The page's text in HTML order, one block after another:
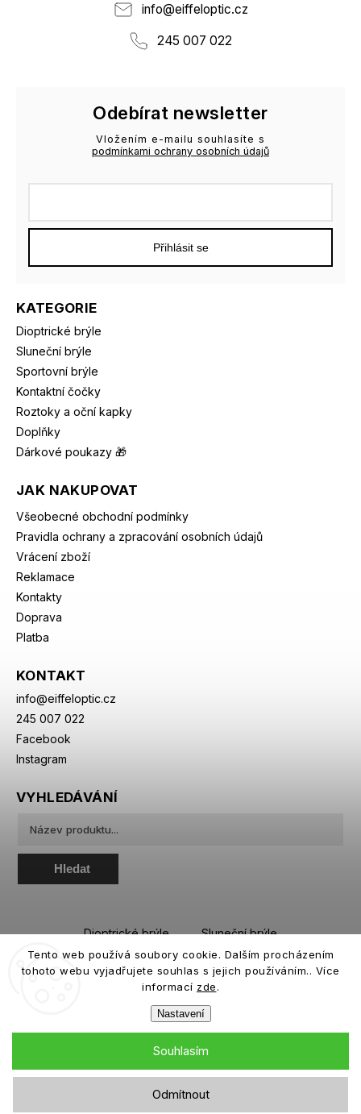
Tento web používá soubory cookie. Dalším procházením
tohoto webu vyjadřujete souhlas s jejich používáním.. Více
informací zde.
Nastavení
Odmítnout
Souhlasím
info@eiffeloptic.cz
245 007 022
KATEGORIE
Dioptrické brýle
Sluneční brýle
Sportovní brýle
Kontaktní čočky
Roztoky a oční kapky
Doplňky
Dárkové poukazy 🎁
JAK NAKUPOVAT
Všeobecné obchodní podmínky
Pravidla ochrany a zpracování osobních údajů
Vrácení zboží
Reklamace
Kontakty
Doprava
Platba
KONTAKT
info@eiffeloptic.cz
245 007 022
Facebook
Instagram
Odebírat newsletter
Vložením e-mailu souhlasíte s
podmínkami ochrany osobních údajů
Přihlásit se
VYHLEDÁVÁNÍ
Hledat
Dioptrické brýle
Sluneční brýle
Sportovní brýle
Kontaktní čočky
Roztoky a oční kapky
Copyright 2026eiffeloptic.cz. Všechna práva vyhrazena.